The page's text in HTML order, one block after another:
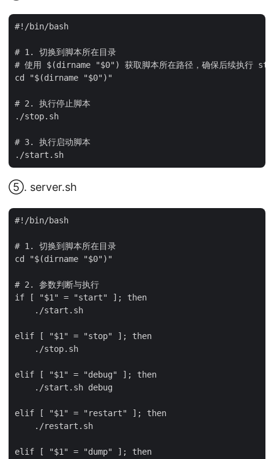
#!/bin/bash
# 1. 切换到脚本所在目录
# 使用 $(dirname "$0") 获取脚本所在路径，确保后续执行
cd "$(dirname "$0")"
# 2. 执行停止脚本
./stop.sh
# 3. 执行启动脚本
⑤. server.sh
#!/bin/bash
# 1. 切换到脚本所在目录
cd "$(dirname "$0")"
# 2. 参数判断与执行
if [ "$1" = "start" ]; then
    ./start.sh
elif [ "$1" = "stop" ]; then
    ./stop.sh
elif [ "$1" = "debug" ]; then
    ./start.sh debug
elif [ "$1" = "restart" ]; then
    ./restart.sh
elif [ "$1" = "dump" ]; then